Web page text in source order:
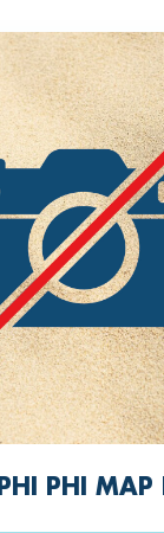
PHI PHI MAP